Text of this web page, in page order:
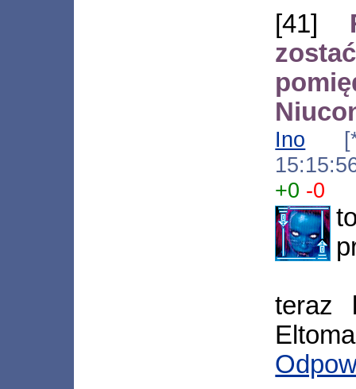
[41]
Ino
+0 -0
teraz